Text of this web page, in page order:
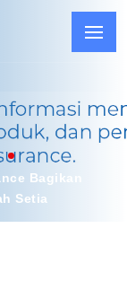
Bagikan
Setia